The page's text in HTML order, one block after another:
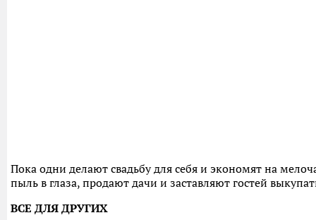
Пока одни делают свадьбу для себя и экономят на
пыль в глаза, продают дачи и заставляют гостей
ВСЕ ДЛЯ ДРУГИХ